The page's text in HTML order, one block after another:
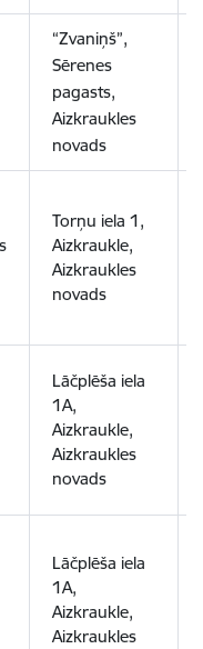
“Zvaniņš”,
Sērenes
pagasts,
Aizkraukles
novads
Torņu iela 1,
Aizkraukle,
Aizkraukles
novads
Lāčplēša iela
1A,
Aizkraukle,
Aizkraukles
novads
Lāčplēša iela
1A,
Aizkraukle,
Aizkraukles